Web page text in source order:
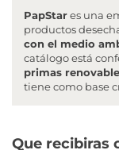
PapStares una
productos
con el medio
catálogo está
primas
tiene como base
Que recibiras